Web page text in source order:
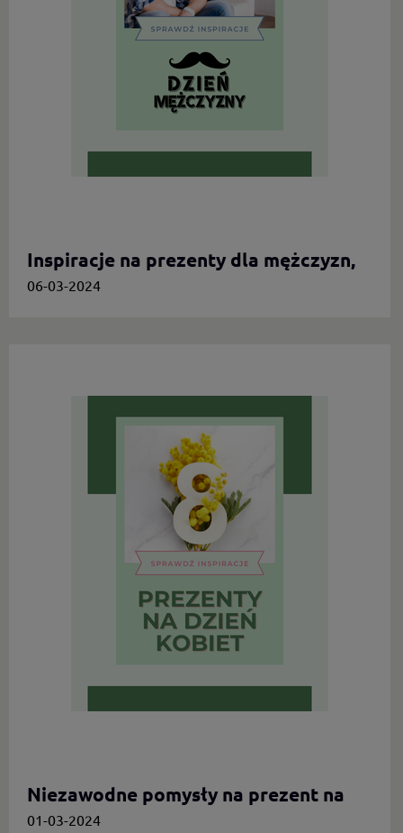
Inspiracje na prezenty dla mężczyzn,
którzy cenią oryginalność
06-03-2024
Niezawodne pomysły na prezent na
Dzień Kobiet.
01-03-2024